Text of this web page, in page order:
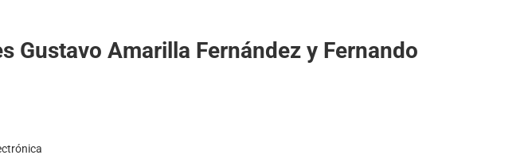
Gustavo Amarilla Fernández y Fernando